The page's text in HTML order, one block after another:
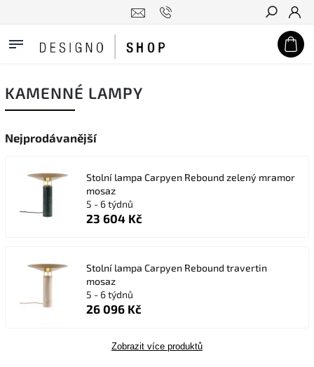
Hledat
KAMENNÉ LAMPY
Nejprodávanější
Stolní lampa Carpyen Rebound zelený mramor
mosaz
5 - 6 týdnů
23 604 Kč
Stolní lampa Carpyen Rebound travertin
mosaz
5 - 6 týdnů
26 096 Kč
Zobrazit více produktů